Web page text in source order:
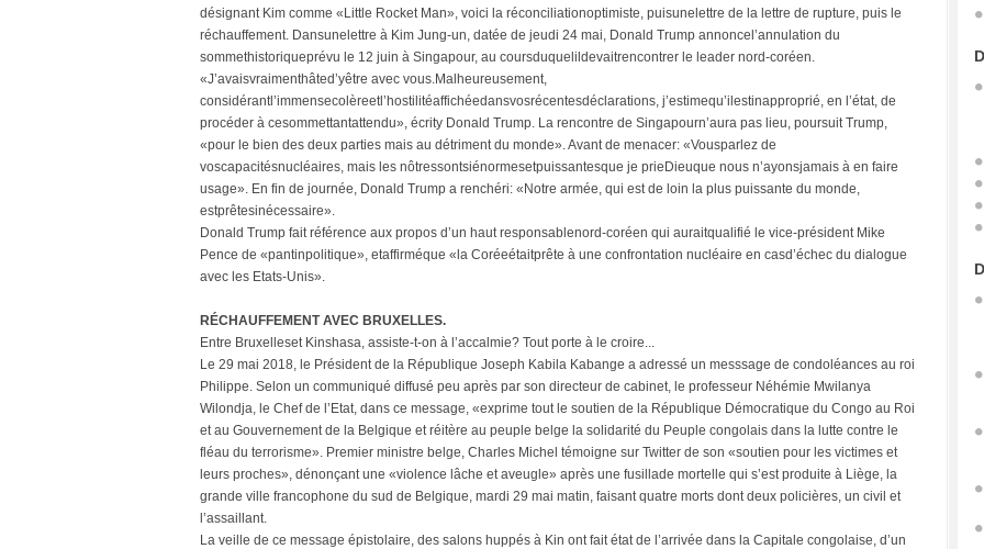
désignant Kim comme «Little Rocket Man», voici la réconciliationoptimiste, puisunelettre de la lettre de rupture, puis le
réchauffement. Dansunelettre à Kim Jung-un, datée de jeudi 24 mai, Donald Trump annoncel’annulation du
sommethistoriqueprévu le 12 juin à Singapour, au coursduquelildevaitrencontrer le leader nord-coréen.
«J’avaisvraimenthâted’yêtre avec vous.Malheureusement,
considérantl’immensecolèreetl’hostilitéaffichéedansvosrécentesdéclarations, j’estimequ’ilestinapproprié, en l’état, de
procéder à cesommettantattendu», écrity Donald Trump. La rencontre de Singapourn’aura pas lieu, poursuit Trump,
«pour le bien des deux parties mais au détriment du monde». Avant de menacer: «Vousparlez de
voscapacitésnucléaires, mais les nôtressontsiénormesetpuissantesque je prieDieuque nous n’ayonsjamais à en faire
usage». En fin de journée, Donald Trump a renchéri: «Notre armée, qui est de loin la plus puissante du monde,
estprêtesinécessaire».
Donald Trump fait référence aux propos d’un haut responsablenord-coréen qui auraitqualifié le vice-président Mike
Pence de «pantinpolitique», etaffirméque «la Coréeétaitprête à une confrontation nucléaire en casd’échec du dialogue
avec les Etats-Unis».
RÉCHAUFFEMENT AVEC BRUXELLES.
Entre Bruxelleset Kinshasa, assiste-t-on à l’accalmie? Tout porte à le croire...
Le 29 mai 2018, le Président de la République Joseph Kabila Kabange a adressé un messsage de condoléances au roi
Philippe. Selon un communiqué diffusé peu après par son directeur de cabinet, le professeur Néhémie Mwilanya
Wilondja, le Chef de l’Etat, dans ce message, «exprime tout le soutien de la République Démocratique du Congo au Roi
et au Gouvernement de la Belgique et réitère au peuple belge la solidarité du Peuple congolais dans la lutte contre le
fléau du terrorisme». Premier ministre belge, Charles Michel témoigne sur Twitter de son «soutien pour les victimes et
leurs proches», dénonçant une «violence lâche et aveugle» après une fusillade mortelle qui s’est produite à Liège, la
grande ville francophone du sud de Belgique, mardi 29 mai matin, faisant quatre morts dont deux policières, un civil et
l’assaillant.
La veille de ce message épistolaire, des salons huppés à Kin ont fait état de l’arrivée dans la Capitale congolaise, d’un